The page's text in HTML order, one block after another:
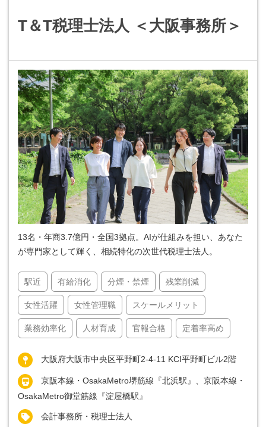
T＆T税理士法人 ＜大阪事務所＞
13名・年商3.7億円・全国3拠点。AIが仕組みを担い、あなた
が専門家として輝く、相続特化の次世代税理士法人。
駅近 有給消化 分煙・禁煙 残業削減
女性活躍 女性管理職 スケールメリット
業務効率化 人材育成 官報合格 定着率高め
大阪府大阪市中央区平野町2-4-11 KCI平野町ビル2階
京阪本線・OsakaMetro堺筋線『北浜駅』、京阪本線・
OsakaMetro御堂筋線『淀屋橋駅』
会計事務所・税理士法人